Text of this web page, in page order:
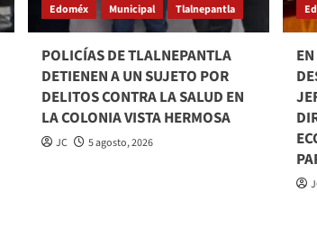
Edoméx Municipal Tlalnepantla
POLICÍAS DE TLALNEPANTLA
DETIENEN A UN SUJETO POR
DELITOS CONTRA LA SALUD EN
LA COLONIA VISTA HERMOSA
JC 5 agosto, 2026